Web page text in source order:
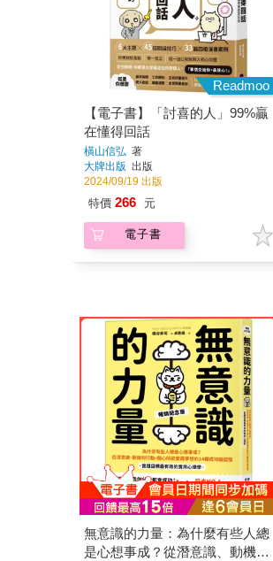
Readmoo
【電子書】「討喜的人」99%贏
在懂得回話
橫山信弘 著
大牌出版 出版
2024/09/19 出版
特價 266 元
電子書
無意識的力量：為什麼有些人總
是心想事成？從潛意識、動機到